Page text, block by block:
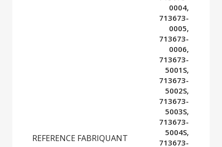
REFERENCE FABRIQUANT
0004,
713673-
0005,
713673-
0006,
713673-
5001S,
713673-
5002S,
713673-
5003S,
713673-
5004S,
713673-